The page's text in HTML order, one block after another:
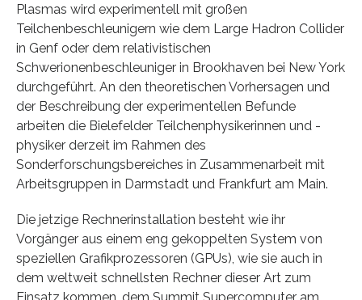
Plasmas wird experimentell mit großen
Teilchenbeschleunigern wie dem Large Hadron Collider
in Genf oder dem relativistischen
Schwerionenbeschleuniger in Brookhaven bei New York
durchgeführt. An den theoretischen Vorhersagen und
der Beschreibung der experimentellen Befunde
arbeiten die Bielefelder Teilchenphysikerinnen und -
physiker derzeit im Rahmen des
Sonderforschungsbereiches in Zusammenarbeit mit
Arbeitsgruppen in Darmstadt und Frankfurt am Main.
Die jetzige Rechnerinstallation besteht wie ihr
Vorgänger aus einem eng gekoppelten System von
speziellen Grafikprozessoren (GPUs), wie sie auch in
dem weltweit schnellsten Rechner dieser Art zum
Einsatz kommen, dem Summit Supercomputer am